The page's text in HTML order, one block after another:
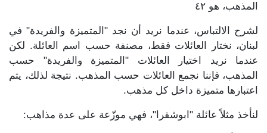
المذهب، هو ٤٢
لشرح الالتباس، عندما نريد أن نجد "المتميزة والفريدة" في
لبنان، نختار العائلات فقط، مصنفة حسب اسم العائلة. لكن
عندما نريد اختيار العائلات "المتميزة والفريدة" حسب
المذهب، فإننا نجمع العائلات حسب المذهب. نتيجة لذلك، يتم
اعتبارها متميزة داخل كل مذهب.
لنأخذ مثلاً عائلة "ابوشقرا"، فهي موزّعة على عدة مذاهب: